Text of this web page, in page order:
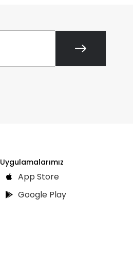
Uygulamalarımız
App Store
Google Play